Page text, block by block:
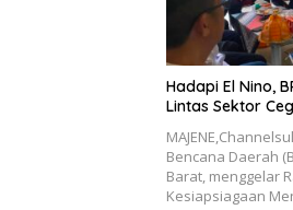
Hadapi El Nino,
Lintas Sektor
Bencana Daerah
Barat, menggelar
Kesiapsiagaan